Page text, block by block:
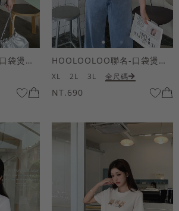
HOOLOOLOO聯名-口袋燙金KUKU熊短袖上衣 HOOLOOLOO聯名-口袋燙金KUKU熊短袖上衣
XL 2L 3L 全尺碼
NT.690